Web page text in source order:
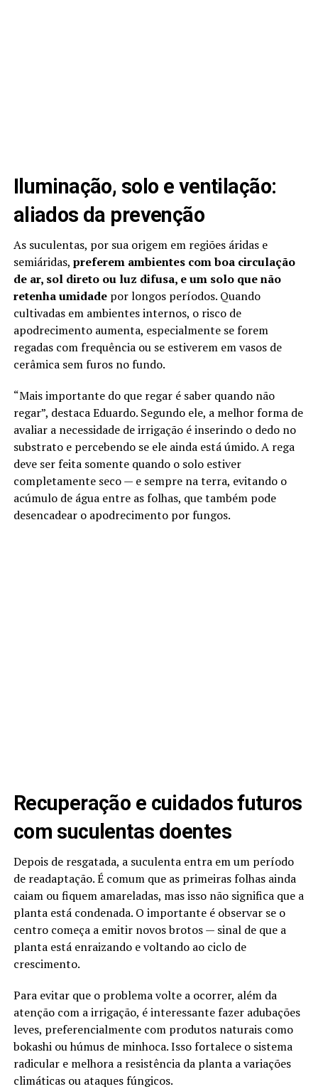
Iluminação, solo e ventilação:
aliados da prevenção
As suculentas, por sua origem em regiões áridas e
semiáridas, preferem ambientes com boa circulação
de ar, sol direto ou luz difusa, e um solo que não
retenha umidadepor longos períodos. Quando
cultivadas em ambientes internos, o risco de
apodrecimento aumenta, especialmente se forem
regadas com frequência ou se estiverem em vasos de
cerâmica sem furos no fundo.
“Mais importante do que regar é saber quando não
regar”, destaca Eduardo. Segundo ele, a melhor forma de
avaliar a necessidade de irrigação é inserindo o dedo no
substrato e percebendo se ele ainda está úmido. A rega
deve ser feita somente quando o solo estiver
completamente seco — e sempre na terra, evitando o
acúmulo de água entre as folhas, que também pode
desencadear o apodrecimento por fungos.
Recuperação e cuidados futuros
com suculentas doentes
Depois de resgatada, a suculenta entra em um período
de readaptação. É comum que as primeiras folhas ainda
caiam ou fiquem amareladas, mas isso não significa que a
planta está condenada. O importante é observar se o
centro começa a emitir novos brotos — sinal de que a
planta está enraizando e voltando ao ciclo de
crescimento.
Para evitar que o problema volte a ocorrer, além da
atenção com a irrigação, é interessante fazer adubações
leves, preferencialmente com produtos naturais como
bokashi ou húmus de minhoca. Isso fortalece o sistema
radicular e melhora a resistência da planta a variações
climáticas ou ataques fúngicos.